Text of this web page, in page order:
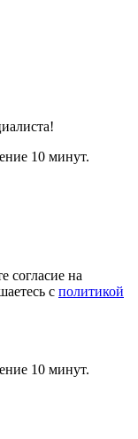
10 минут.
согласие на
c политикой
10 минут.